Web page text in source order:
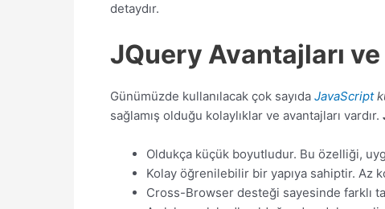
detaydır.
JQuery Avantajları ve
Günümüzde kullanılacak çok sayıda JavaScript
sağlamış olduğu kolaylıklar ve avantajları vardır.
Oldukça küçük boyutludur. Bu özelliği,
Kolay öğrenilebilir bir yapıya sahiptir. Az
Cross-Browser desteği sayesinde farklı